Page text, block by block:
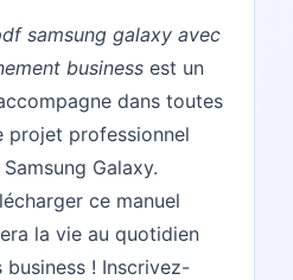
samsung galaxy avec
business est un
dans toutes
projet professionnel
Galaxy.
ce manuel
la vie au quotidien
! Inscrivez-